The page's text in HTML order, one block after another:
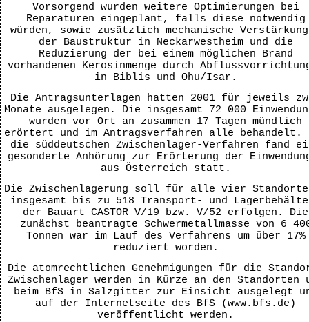
Vorsorgend wurden weitere Optimierungen bei
Reparaturen eingeplant, falls diese notwendig
würden, sowie zusätzlich mechanische
der Baustruktur in Neckarwestheim und die
Reduzierung der bei einem möglichen Brand
vorhandenen Kerosinmenge durch
in Biblis und Ohu/Isar.
Die Antragsunterlagen hatten 2001 für jeweils
Monate ausgelegen. Die insgesamt 72 000
wurden vor Ort an zusammen 17 Tagen mündlich
erörtert und im Antragsverfahren alle behandelt.
die süddeutschen Zwischenlager-Verfahren fand
gesonderte Anhörung zur Erörterung der
aus Österreich statt.
Die Zwischenlagerung soll für alle vier
insgesamt bis zu 518 Transport- und
der Bauart CASTOR V/19 bzw. V/52 erfolgen. Die
zunächst beantragte Schwermetallmasse von 6
Tonnen war im Lauf des Verfahrens um über 17%
reduziert worden.
Die atomrechtlichen Genehmigungen für die
Zwischenlager werden in Kürze an den Standorten
beim BfS in Salzgitter zur Einsicht ausgelegt
auf der Internetseite des BfS (www.bfs.de)
veröffentlicht werden.